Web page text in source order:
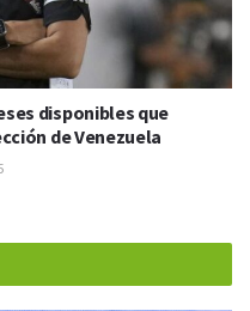
disponibles que
de Venezuela